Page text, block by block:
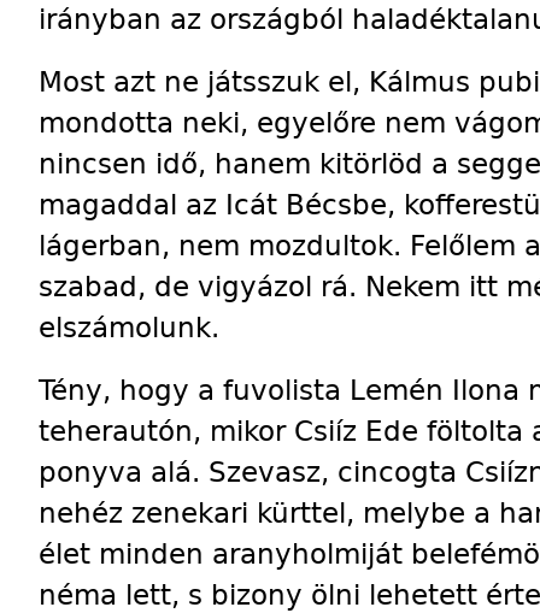
irányban az országból
Most azt ne játsszuk el, Kálmus
mondotta neki, egyelőre nem
nincsen idő, hanem kitörlöd a
magaddal az Icát Bécsbe,
lágerban, nem mozdultok. Felőlem
szabad, de vigyázol rá. Nekem itt
elszámolunk.
Tény, hogy a fuvolista Lemén Ilona
teherautón, mikor Csiíz Ede föltolta
ponyva alá. Szevasz, cincogta
nehéz zenekari kürttel, melybe a
élet minden aranyholmiját
néma lett, s bizony ölni lehetett